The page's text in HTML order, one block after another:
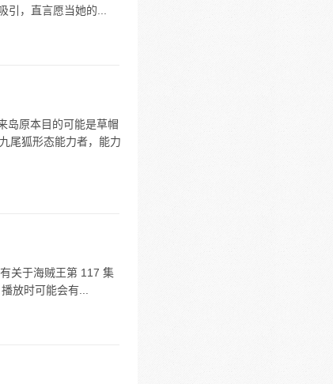
，直言愿当她的...
岛原本目的可能是草帽
尾狐形态能力者，能力
关于海贼王第 117 集
放时可能会有...